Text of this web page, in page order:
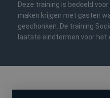
/
ATEX
/
NEN3140
BELASTING
/
Deze training is bedoeld
maken krijgen met gasten
geschonken. De training
laatste eindtermen voor het